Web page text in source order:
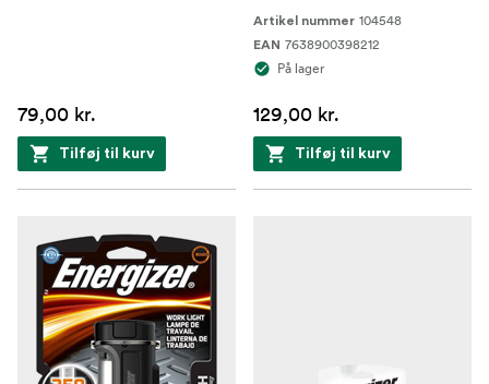
79,00 kr.
Tilføj til kurv
Artikel nummer 104548
EAN 7638900398212
På lager
129,00 kr.
Tilføj til kurv